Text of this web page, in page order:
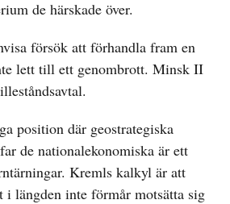
de härskade över.
försök att förhandla fram en
lett till ett genombrott. Minsk II
position där geostrategiska
de nationalekonomiska är ett
Kremls kalkyl är att
i längden inte förmår motsätta sig